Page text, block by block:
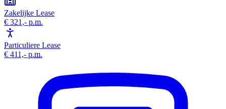
Zakelijke Lease
€ 321,- p.m.
Particuliere Lease
€ 411,- p.m.